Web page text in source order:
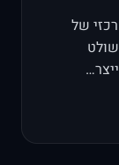
של
שולט